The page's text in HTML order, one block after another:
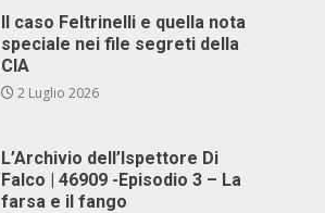
Il caso Feltrinelli e quella nota
speciale nei file segreti della
CIA
2 Luglio 2026
L’Archivio dell’Ispettore Di
Falco | 46909 -Episodio 3 – La
farsa e il fango